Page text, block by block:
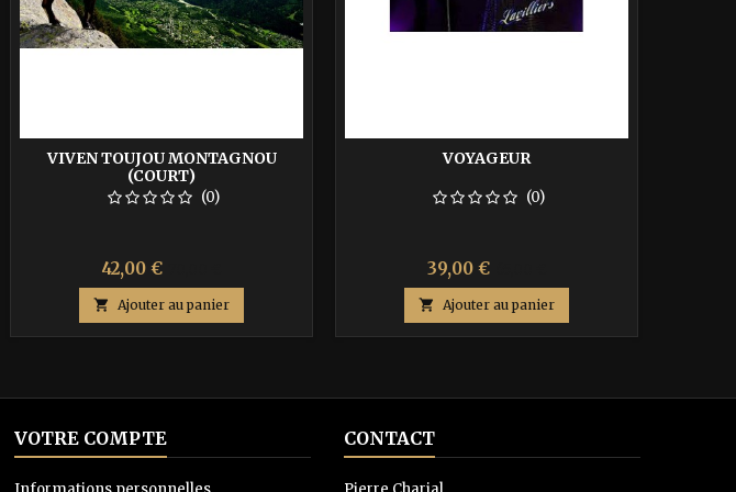
VIVEN TOUJOU MONTAGNOU
(COURT)
(0)
Prix
42,00 €
base
 Ajouter au panier
VOYAGEUR
(0)
Prix
39,00 €
base
 Ajouter au panier
VOTRE COMPTE CONTACT